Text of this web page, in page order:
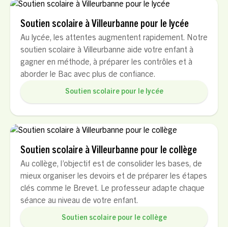
Soutien scolaire à Villeurbanne pour le lycée
Au lycée, les attentes augmentent rapidement. Notre
soutien scolaire à Villeurbanne aide votre enfant à
gagner en méthode, à préparer les contrôles et à
aborder le Bac avec plus de confiance.
Soutien scolaire pour le lycée
Soutien scolaire à Villeurbanne pour le collège
Au collège, l’objectif est de consolider les bases, de
mieux organiser les devoirs et de préparer les étapes
clés comme le Brevet. Le professeur adapte chaque
séance au niveau de votre enfant.
Soutien scolaire pour le collège